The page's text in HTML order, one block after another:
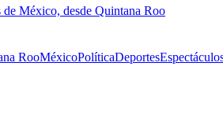
de México, desde Quintana Roo
RooMéxicoPolíticaDeportes